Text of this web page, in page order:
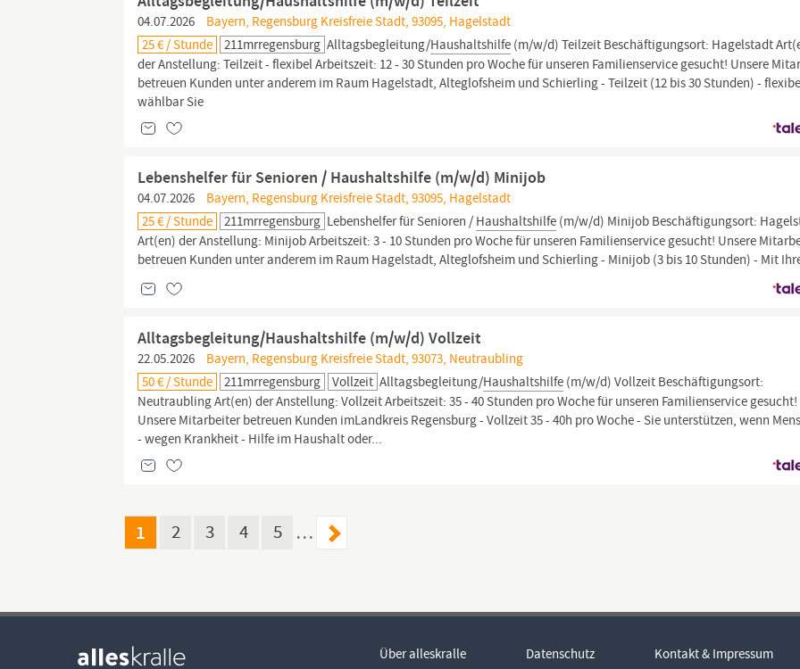
04.07.2026
Bayern, Regensburg Kreisfreie Stadt, 93095, Hagelstadt
25 € / Stunde
211mrregensburg Alltagsbegleitung/Haushaltshilfe (m/w/d) Teilzeit Beschäftigungsort: Hagelstadt
der Anstellung: Teilzeit - flexibel Arbeitszeit: 12 - 30 Stunden pro Woche für unseren Familienservice gesucht! Unsere
betreuen Kunden unter anderem im Raum Hagelstadt, Alteglofsheim und Schierling - Teilzeit (12 bis 30 Stunden) -
wählbar Sie
Lebenshelfer für Senioren / Haushaltshilfe (m/w/d) Minijob
04.07.2026
Bayern, Regensburg Kreisfreie Stadt, 93095, Hagelstadt
25 € / Stunde
211mrregensburg Lebenshelfer für Senioren / Haushaltshilfe (m/w/d) Minijob Beschäftigungsort:
Art(en) der Anstellung: Minijob Arbeitszeit: 3 - 10 Stunden pro Woche für unseren Familienservice gesucht! Unsere
betreuen Kunden unter anderem im Raum Hagelstadt, Alteglofsheim und Schierling - Minijob (3 bis 10 Stunden) - Mit
Alltagsbegleitung/Haushaltshilfe (m/w/d) Vollzeit
22.05.2026
Bayern, Regensburg Kreisfreie Stadt, 93073, Neutraubling
50 € / Stunde
211mrregensburg Vollzeit Alltagsbegleitung/Haushaltshilfe (m/w/d) Vollzeit Beschäftigungsort:
Neutraubling Art(en) der Anstellung: Vollzeit Arbeitszeit: 35 - 40 Stunden pro Woche für unseren Familienservice gesucht!
Unsere Mitarbeiter betreuen Kunden imLandkreis Regensburg - Vollzeit 35 - 40h pro Woche - Sie unterstützen, wenn
- wegen Krankheit - Hilfe im Haushalt oder...
1 2 3 4 5 …
Über alleskralle Datenschutz Kontakt & Impressum